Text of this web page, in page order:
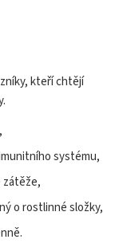
kteří chtějí
systému,
zátěže,
o rostlinné složky,